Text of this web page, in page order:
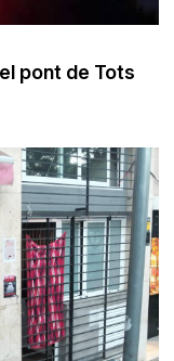
pont de Tots